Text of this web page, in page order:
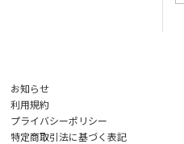
お知らせ
利用規約
プライバシーポリシー
特定商取引法に基づく表記